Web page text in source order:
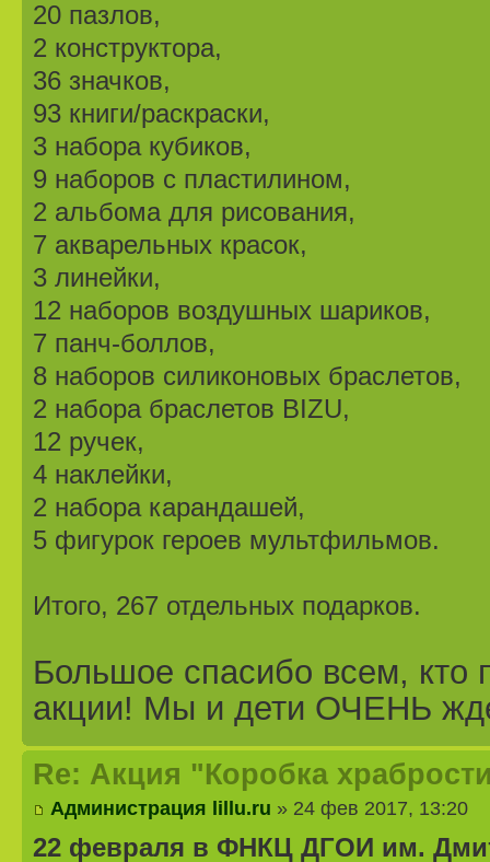
20 пазлов,
2 конструктора,
36 значков,
93 книги/раскраски,
3 набора кубиков,
9 наборов с пластилином,
2 альбома для рисования,
7 акварельных красок,
3 линейки,
12 наборов воздушных шариков,
7 панч-боллов,
8 наборов силиконовых браслетов,
2 набора браслетов BIZU,
12 ручек,
4 наклейки,
2 набора карандашей,
5 фигурок героев мультфильмов.
Итого, 267 отдельных подарков.
Большое спасибо всем, кто
акции! Мы и дети ОЧЕНЬ
Re: Акция "Коробка
Администрация lillu.ru » 24 фев 2017, 13:20
22 февраля в ФНКЦ ДГОИ им.